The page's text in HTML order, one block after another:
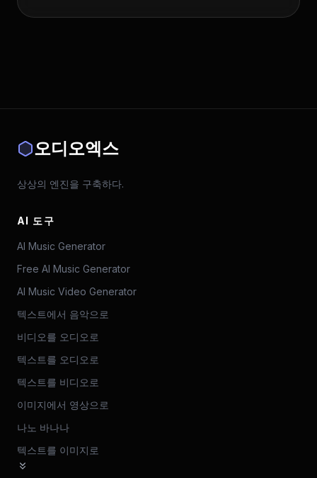
오디오엑스
상상의 엔진을 구축하다.
AI 도구
AI Music Generator
Free AI Music Generator
AI Music Video Generator
텍스트에서 음악으로
비디오를 오디오로
텍스트를 오디오로
텍스트를 비디오로
이미지에서 영상으로
나노 바나나
텍스트를 이미지로